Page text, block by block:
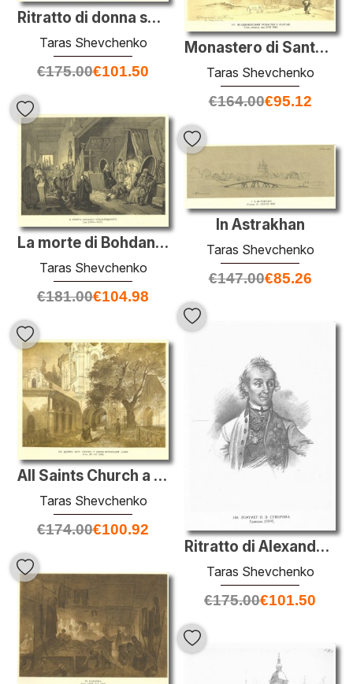
Ritratto di donna sconosciuta con vestito viola
Taras Shevchenko
€175.00€101.50
Monastero di Santa Croce a Poltava
Taras Shevchenko
€164.00€95.12
La morte di Bohdan Khmelnytsky
Taras Shevchenko
€181.00€104.98
In Astrakhan
Taras Shevchenko
€147.00€85.26
Ritratto di Alexander Suvorov
Taras Shevchenko
€175.00€101.50
All Saints Church a Kiev Pechersk Lavra
Taras Shevchenko
€174.00€100.92